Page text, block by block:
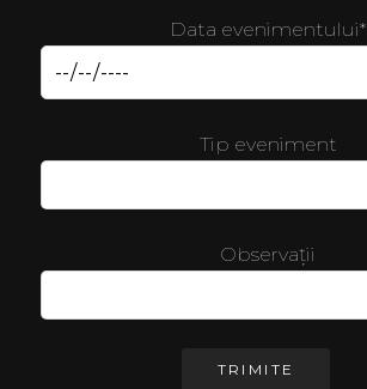
Data evenimentului*
Tip eveniment
Observații